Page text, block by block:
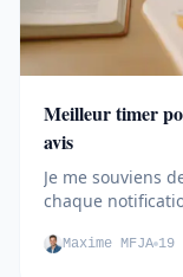
Meilleur timer
avis
Je me souviens
chaque
Maxime MFJA 19